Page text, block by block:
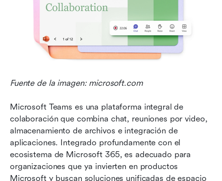
Fuente de la imagen: microsoft.com
Microsoft Teams es una plataforma integral de
colaboración que combina chat, reuniones por video,
almacenamiento de archivos e integración de
aplicaciones. Integrado profundamente con el
ecosistema de Microsoft 365, es adecuado para
organizaciones que ya invierten en productos
Microsoft y buscan soluciones unificadas de espacio